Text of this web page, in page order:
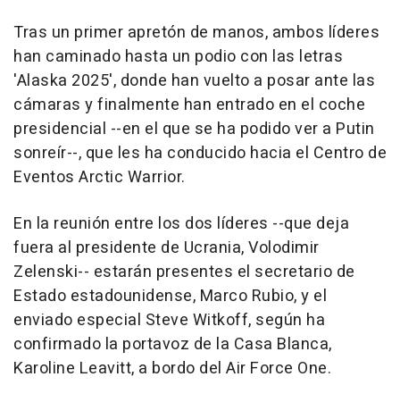
Tras un primer apretón de manos, ambos líderes
han caminado hasta un podio con las letras
'Alaska 2025', donde han vuelto a posar ante las
cámaras y finalmente han entrado en el coche
presidencial --en el que se ha podido ver a Putin
sonreír--, que les ha conducido hacia el Centro de
Eventos Arctic Warrior.
En la reunión entre los dos líderes --que deja
fuera al presidente de Ucrania, Volodimir
Zelenski-- estarán presentes el secretario de
Estado estadounidense, Marco Rubio, y el
enviado especial Steve Witkoff, según ha
confirmado la portavoz de la Casa Blanca,
Karoline Leavitt, a bordo del Air Force One.